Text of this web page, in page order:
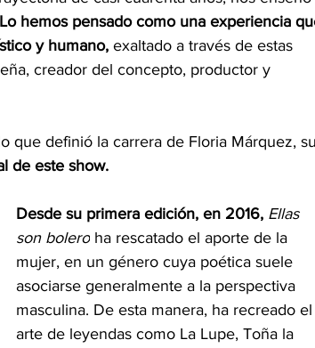
Lo hemos pensado como una experiencia
y humano, exaltado a través de estas
creador del concepto, productor y
que definió la carrera de Floria Márquez,
de este show.
Desde su primera edición, en 2016, Ellas
son bolero ha rescatado el aporte de la
mujer, en un género cuya poética suele
asociarse generalmente a la perspectiva
masculina. De esta manera, ha recreado
arte de leyendas como La Lupe, Toña la